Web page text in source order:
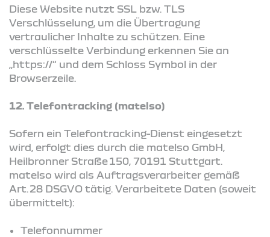
Diese Website nutzt SSL bzw. TLS
Verschlüsselung, um die Übertragung
vertraulicher Inhalte zu schützen. Eine
verschlüsselte Verbindung erkennen Sie an
„https://“ und dem Schloss Symbol in der
Browserzeile.
12. Telefontracking (matelso)
Sofern ein Telefontracking-Dienst eingesetzt
wird, erfolgt dies durch die matelso GmbH,
Heilbronner Straße 150, 70191 Stuttgart.
matelso wird als Auftragsverarbeiter gemäß
Art. 28 DSGVO tätig. Verarbeitete Daten (soweit
übermittelt):
Telefonnummer